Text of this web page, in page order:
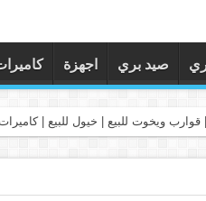
صيد بري اجهزة
ويخوت للبيع | خيول للبيع | كاميرات